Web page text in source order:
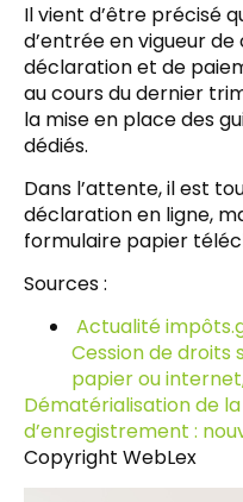
Il vient d’être précisé
d’entrée en vigueur
déclaration et de
au cours du dernier
la mise en place des
dédiés.
Dans l’attente, il est
déclaration en ligne,
formulaire papier
Sources :
Actualité
Cession de droits
papier ou
Dématérialisation de
d’enregistrement :
Copyright WebLex